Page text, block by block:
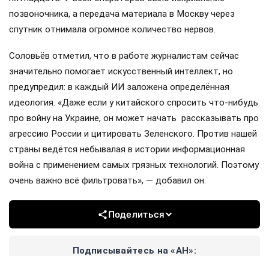
позвоночника, а передача материала в Москву через
спутник отнимала огромное количество нервов.
Соловьёв отметил, что в работе журналистам сейчас
значительно помогает искусственный интеллект, но
предупредил: в каждый ИИ заложена определённая
идеология. «Даже если у китайского спросить что-нибудь
про войну на Украине, он может начать рассказывать про
агрессию России и цитировать Зеленского. Против нашей
страны ведётся небывалая в истории информационная
война с применением самых грязных технологий. Поэтому
очень важно всё фильтровать», — добавил он.
Поделиться
Подписывайтесь на «АН»: